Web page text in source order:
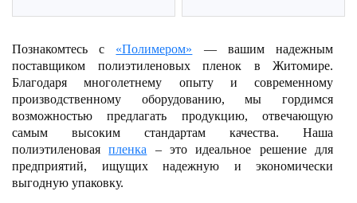
Познакомтесь с «Полимером» — вашим надежным
поставщиком полиэтиленовых пленок в Житомире.
Благодаря многолетнему опыту и современному
производственному оборудованию, мы гордимся
возможностью предлагать продукцию, отвечающую
самым высоким стандартам качества. Наша
полиэтиленоваяпленка – это идеальное решение для
предприятий, ищущих надежную и экономически
выгодную упаковку.